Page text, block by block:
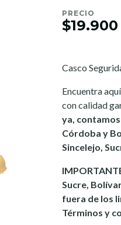
PRECIO
$19.900
Casco
Encuentra
con calidad
ya,
Córdoba y
Sincelejo,
Sucre,
fuera de los
Términos y